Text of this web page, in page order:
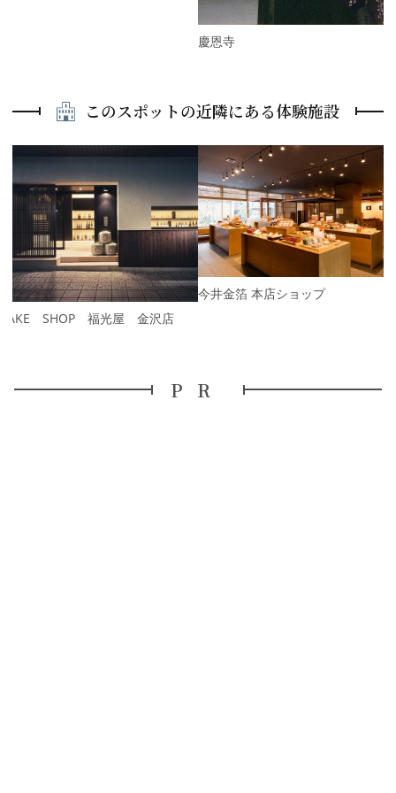
慶恩寺
このスポットの近隣にある体験施設
P
r
e
u
s
SAKE SHOP 福光屋 金沢店
今井金箔 本店ショップ
N
e
x
t
PR